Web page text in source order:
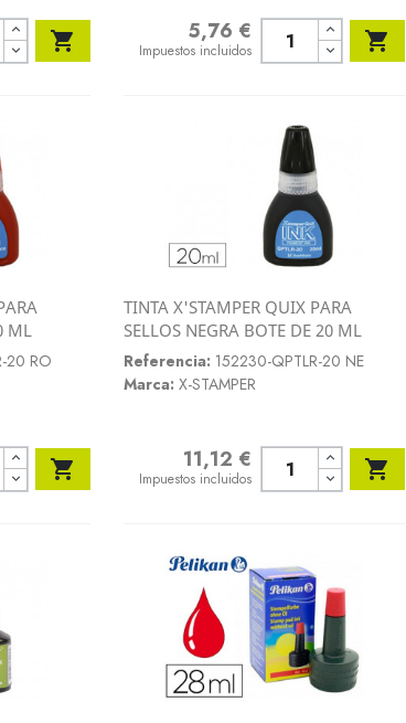
 5,76 €
Impuestos incluidos 
ML
20 RO

Vista rápida
TINTA X'STAMPER QUIX PARA
SELLOS NEGRA BOTE DE 20 ML
Referencia: 152230-QPTLR-20 NE
Marca: X-STAMPER
11,12 €
Impuestos incluidos 